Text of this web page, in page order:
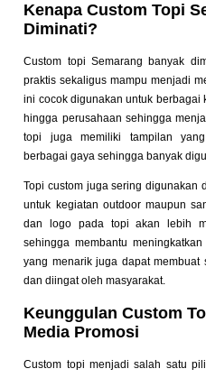
Kenapa Custom Topi
Diminati?
Custom topi Semarang banyak
praktis sekaligus mampu menjadi
ini cocok digunakan untuk berbagai
hingga perusahaan sehingga
topi juga memiliki tampilan
berbagai gaya sehingga banyak
Topi custom juga sering digunakan
untuk kegiatan outdoor maupun
dan logo pada topi akan lebih
sehingga membantu
yang menarik juga dapat
dan diingat oleh masyarakat.
Keunggulan Custom
Media Promosi
Custom topi menjadi salah satu